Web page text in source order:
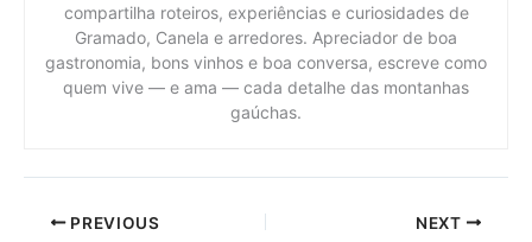
compartilha roteiros, experiências e curiosidades de
Gramado, Canela e arredores. Apreciador de boa
gastronomia, bons vinhos e boa conversa, escreve como
quem vive — e ama — cada detalhe das montanhas
gaúchas.
PREVIOUS NEXT